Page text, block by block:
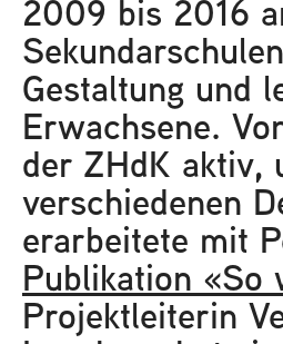
2009 bis 2016
Gestaltung und
Erwachsene.
der ZHdK aktiv,
verschiedenen
erarbeitete mit
Publikation «So
Projektleiterin